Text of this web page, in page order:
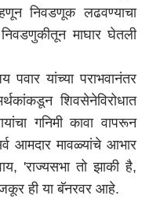
निवडणूक लढवण्याचा
निवडणुकीतून माघार घेतली
यांच्या पराभवानंतर
शिवसेनेविरोधात
गनिमी कावा वापरून
आमदार मावळ्यांचे आभार
'राज्यसभा तो झाकी है,
ही या बॅनरवर आहे.